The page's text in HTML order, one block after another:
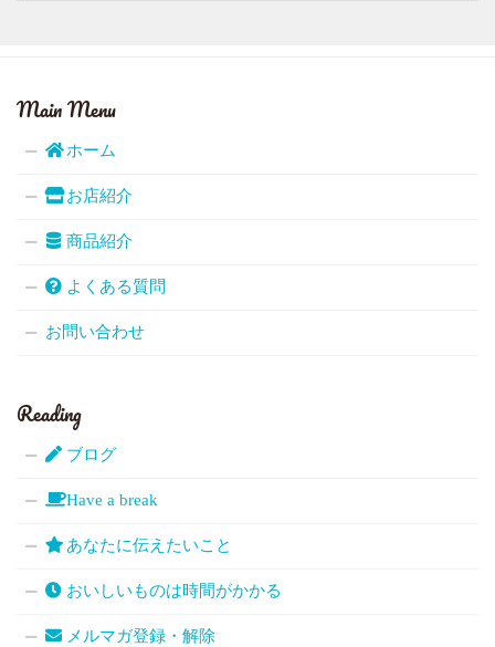
Main Menu
ホーム
お店紹介
商品紹介
よくある質問
お問い合わせ
Reading
ブログ
Have a break
あなたに伝えたいこと
おいしいものは時間がかかる
メルマガ登録・解除